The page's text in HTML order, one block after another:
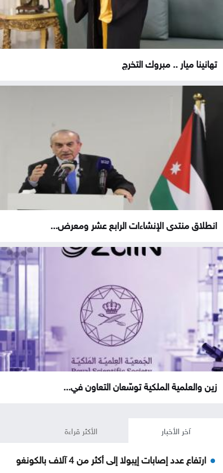
تهانينا ميار .. مبروك التخرج
انطلاق منتدى الإنشاءات الرابع عشر ومعرض...
زين والعلمية الملكية توسّعان التعاون في...
آخر الأخبار الأكثر قراءة
ارتفاع عدد إصابات إيبولا إلى أكثر من 4 آلاف بالكونغو